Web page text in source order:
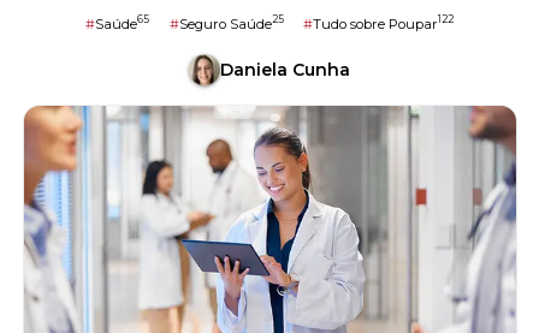
#Saúde65 #Seguro Saúde25 #Tudo sobre Poupar122
Daniela Cunha